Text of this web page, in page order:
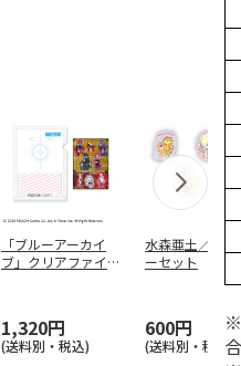
「ブルーアーカイ
ブ」クリアファイル
1,320円
(送料別・税込)
水森亜土／ステ
ーセット
600円
(送料別・税込)
※